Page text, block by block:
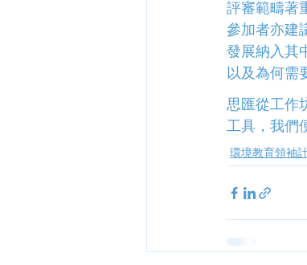
評審範疇著
參加者亦建
發展納入其
以及為何需
思匯從工作
工具，我們
環境教育領袖